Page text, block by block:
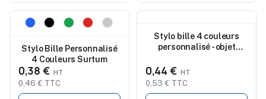
Nouveau
Stylo Bille Personnalisé
4 Couleurs Surtum
0,38 €
0,46 € TTC
Stylo bille 4 couleurs
personnalisé - objet
0,44 €
0,53 € TTC